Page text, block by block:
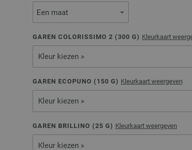
GAREN COLORISSIMO 2 (300 G) Kleurkaart
Kleur kiezen »
GAREN ECOPUNO ( 150 G) Kleurkaart weergeven
Kleur kiezen »
GAREN BRILLINO (25 G) Kleurkaart weergeven
Kleur kiezen »